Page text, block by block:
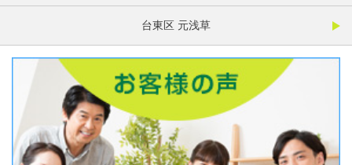
台東区 元浅草